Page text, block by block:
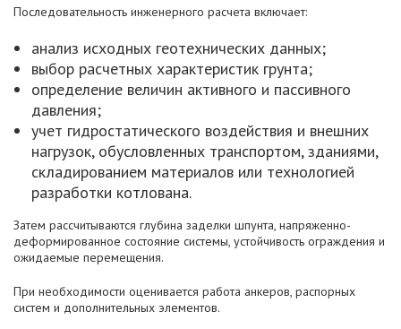
Последовательность инженерного расчета включает:
анализ исходных геотехнических данных;
выбор расчетных характеристик грунта;
определение величин активного и пассивного
давления;
учет гидростатического воздействия и внешних
нагрузок, обусловленных транспортом, зданиями,
складированием материалов или технологией
разработки котлована.
Затем рассчитываются глубина заделки шпунта, напряженно-
деформированное состояние системы, устойчивость ограждения и
ожидаемые перемещения.
При необходимости оценивается работа анкеров, распорных
систем и дополнительных элементов.